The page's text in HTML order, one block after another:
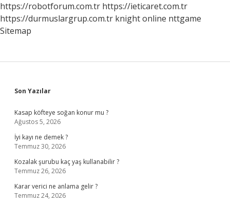
https://robotforum.com.tr https://ieticaret.com.tr
https://durmuslargrup.com.tr knight online nttgame
Sitemap
Sidebar
Son Yazılar
Kasap köfteye soğan konur mu ?
Ağustos 5, 2026
İyi kayı ne demek ?
Temmuz 30, 2026
Kozalak şurubu kaç yaş kullanabilir ?
Temmuz 26, 2026
Karar verici ne anlama gelir ?
Temmuz 24, 2026